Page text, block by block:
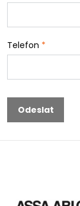
Telefon *
Odeslat